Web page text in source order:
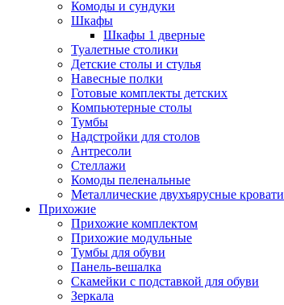
Комоды и сундуки
Шкафы
Шкафы 1 дверные
Туалетные столики
Детские столы и стулья
Навесные полки
Готовые комплекты детских
Компьютерные столы
Тумбы
Надстройки для столов
Антресоли
Стеллажи
Комоды пеленальные
Металлические двухъярусные кровати
Прихожие
Прихожие комплектом
Прихожие модульные
Тумбы для обуви
Панель-вешалка
Скамейки с подставкой для обуви
Зеркала